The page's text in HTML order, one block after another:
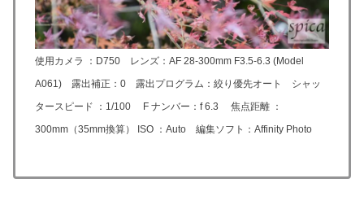
使用カメラ ：D750 レンズ： AF 28-300mm F3.5-6.3 (Model
A061) 露出補正：0 露出プログラム：絞り優先オート シャッ
タースピード ：1/100 F ナンバー：f 6.3 焦点距離 ：
300mm（35mm換算） ISO ：Auto 編集ソフト：Affinity Photo